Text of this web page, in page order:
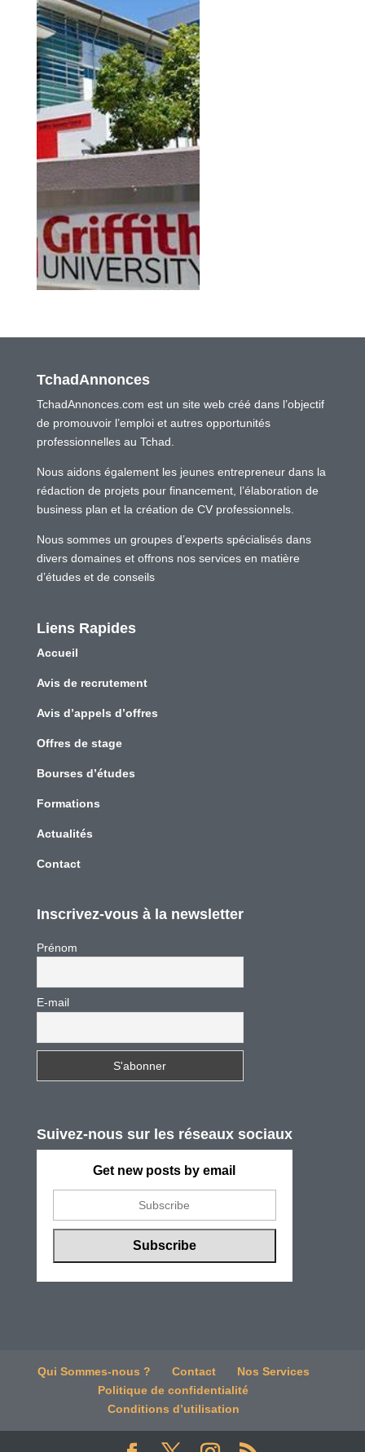
TchadAnnonces
TchadAnnonces.com est un site web créé dans l’objectif
de promouvoir l’emploi et autres opportunités
professionnelles au Tchad.
Nous aidons également les jeunes entrepreneur dans la
rédaction de projets pour financement, l’élaboration de
business plan et la création de CV professionnels.
Nous sommes un groupes d’experts spécialisés dans
divers domaines et offrons nos services en matière
d’études et de conseils
Liens Rapides
Accueil
Avis de recrutement
Avis d’appels d’offres
Offres de stage
Bourses d’études
Formations
Actualités
Contact
Inscrivez-vous à la newsletter
Prénom
E-mail
Suivez-nous sur les réseaux sociaux
Get new posts by email
Qui Sommes-nous ? Contact
Nos Services
Politique de confidentialité
Conditions d’utilisation